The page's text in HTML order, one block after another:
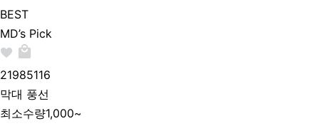
BEST
MD’s Pick
21985116
막대 풍선
최소수량1,000~